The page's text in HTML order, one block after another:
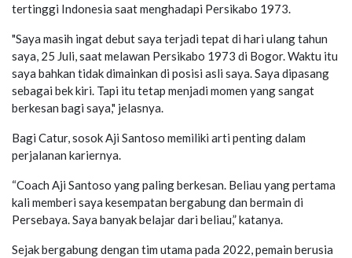
tertinggi Indonesia saat menghadapi Persikabo 1973.
"Saya masih ingat debut saya terjadi tepat di hari ulang tahun
saya, 25 Juli, saat melawan Persikabo 1973 di Bogor. Waktu itu
saya bahkan tidak dimainkan di posisi asli saya. Saya dipasang
sebagai bek kiri. Tapi itu tetap menjadi momen yang sangat
berkesan bagi saya," jelasnya.
Bagi Catur, sosok Aji Santoso memiliki arti penting dalam
perjalanan kariernya.
“Coach Aji Santoso yang paling berkesan. Beliau yang pertama
kali memberi saya kesempatan bergabung dan bermain di
Persebaya. Saya banyak belajar dari beliau,” katanya.
Sejak bergabung dengan tim utama pada 2022, pemain berusia